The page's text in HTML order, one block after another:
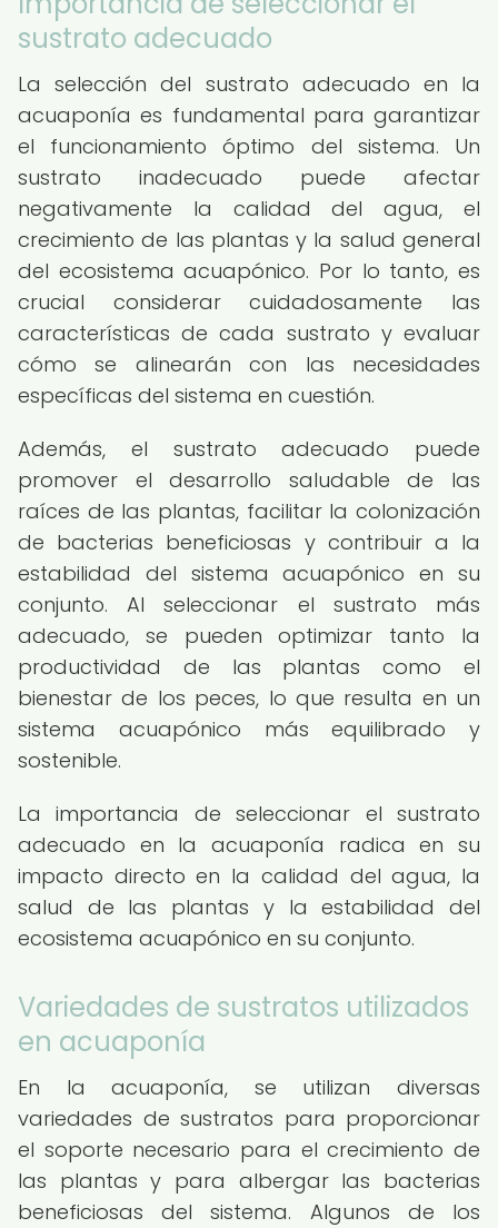
sustrato adecuado
La selección del sustrato adecuado en la
acuaponía es fundamental para garantizar
el funcionamiento óptimo del sistema. Un
sustrato inadecuado puede afectar
negativamente la calidad del agua, el
crecimiento de las plantas y la salud general
del ecosistema acuapónico. Por lo tanto, es
crucial considerar cuidadosamente las
características de cada sustrato y evaluar
cómo se alinearán con las necesidades
específicas del sistema en cuestión.
Además, el sustrato adecuado puede
promover el desarrollo saludable de las
raíces de las plantas, facilitar la colonización
de bacterias beneficiosas y contribuir a la
estabilidad del sistema acuapónico en su
conjunto. Al seleccionar el sustrato más
adecuado, se pueden optimizar tanto la
productividad de las plantas como el
bienestar de los peces, lo que resulta en un
sistema acuapónico más equilibrado y
sostenible.
La importancia de seleccionar el sustrato
adecuado en la acuaponía radica en su
impacto directo en la calidad del agua, la
salud de las plantas y la estabilidad del
ecosistema acuapónico en su conjunto.
Variedades de sustratos utilizados
en acuaponía
En la acuaponía, se utilizan diversas
variedades de sustratos para proporcionar
el soporte necesario para el crecimiento de
las plantas y para albergar las bacterias
beneficiosas del sistema. Algunos de los